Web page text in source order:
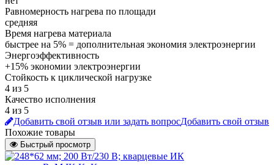
Равномерность нагрева по площади
средняя
Время нагрева материала
быстрее на 5% = дополнительная экономия электроэнергии
Энергоэффективность
+15% экономии электроэнергии
Стойкость к циклической нагрузке
4 из 5
Качество исполнения
4 из 5
Добавить свой отзыв или задать вопросДобавить свой отзыв
Похожие товары
Быстрый просмотр